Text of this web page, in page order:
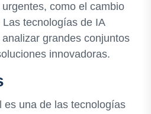
como el cambio
tecnologías de IA
grandes conjuntos
innovadoras.
es una de las tecnologías